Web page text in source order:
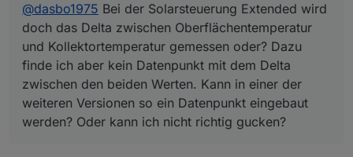
der weiteren Versionen so ein Datenpunkt
eingebaut werden? Oder kann ich nicht richtig
gucken?
@dasbo1975 Bei der Solarsteuerung Extended wird
doch das Delta zwischen Oberflächentemperatur
und Kollektortemperatur gemessen oder? Dazu
finde ich aber kein Datenpunkt mit dem Delta
zwischen den beiden Werten. Kann in einer der
weiteren Versionen so ein Datenpunkt eingebaut
werden? Oder kann ich nicht richtig gucken?